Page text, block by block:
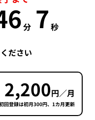
分 6 秒
ださい
2,200円／月
回登録は初月300円、1カ月更新